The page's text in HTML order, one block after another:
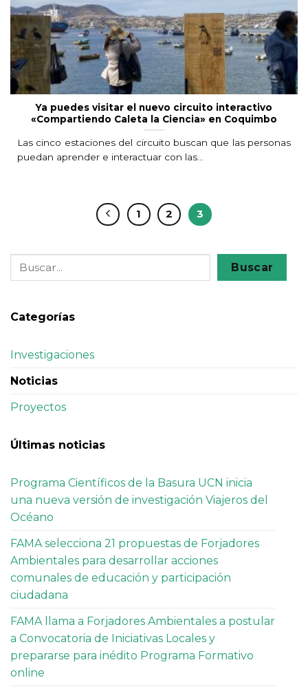
Ya puedes visitar el nuevo circuito interactivo
«Compartiendo Caleta la Ciencia» en Coquimbo
Las cinco estaciones del circuito buscan que las personas
puedan aprender e interactuar con las...
1 2 3
Buscar
Categorías
Investigaciones
Noticias
Proyectos
Últimas noticias
Programa Científicos de la Basura UCN inicia
una nueva versión de investigación Viajeros del
Océano
FAMA selecciona 21 propuestas de Forjadores
Ambientales para desarrollar acciones
comunales de educación y participación
ciudadana
FAMA llama a Forjadores Ambientales a postular
a Convocatoria de Iniciativas Locales y
prepararse para inédito Programa Formativo
online